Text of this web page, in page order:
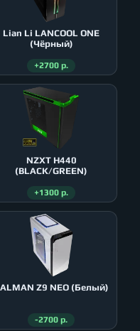
Lian Li LANCOOL ONE
(Чёрный)
+2700 р.
NZXT H440
(BLACK/GREEN)
+1300 р.
Z9 NEO (Белый)
-2700 р.